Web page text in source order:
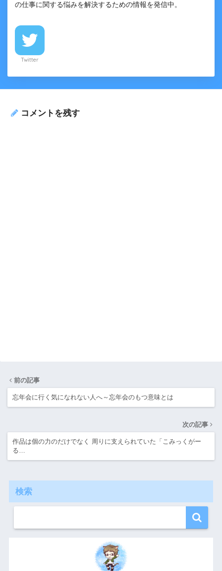
の仕事に関する悩みを解決するための情報を発信中。
Twitter
コメントを残す
前の記事
忘年会に行く気になれない人へ～忘年会のもつ意味とは
次の記事
作品は個の力のだけでなく 周りに支えられていた「こみっくがー
る…
検索